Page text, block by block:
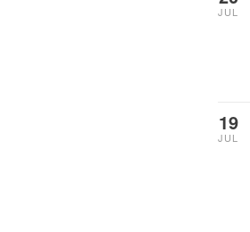
JUL
19
JUL